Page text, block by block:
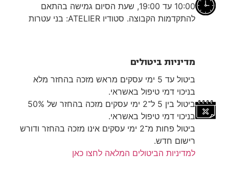
10:00 עד 19:00, שעת הסיום גמישה בהתאם
להתקדמות הקבוצה. סטודיו ATELIER: בני עטרות
מדיניות ביטולים
ביטול עד 5 ימי עסקים מראש מזכה בהחזר מלא
בניכוי דמי טיפול באשראי.
ביטול בין 5 ל־2 ימי עסקים מזכה בהחזר של 50%
בניכוי דמי טיפול באשראי.
ביטול פחות מ־2 ימי עסקים אינו מזכה בהחזר ודורש
רישום חדש.
למדיניות הביטולים המלאה לחצו כאן